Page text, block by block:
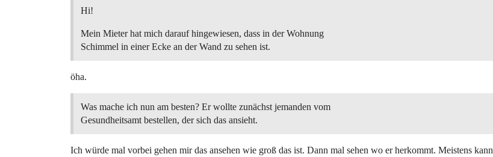
Hi!
Mein Mieter hat mich darauf hingewiesen, dass in der Wohnung
Schimmel in einer Ecke an der Wand zu sehen ist.
öha.
Was mache ich nun am besten? Er wollte zunächst jemanden vom
Gesundheitsamt bestellen, der sich das ansieht.
Ich würde mal vorbei gehen mir das ansehen wie groß das ist. Dann mal sehen wo er herkommt. Meistens kann